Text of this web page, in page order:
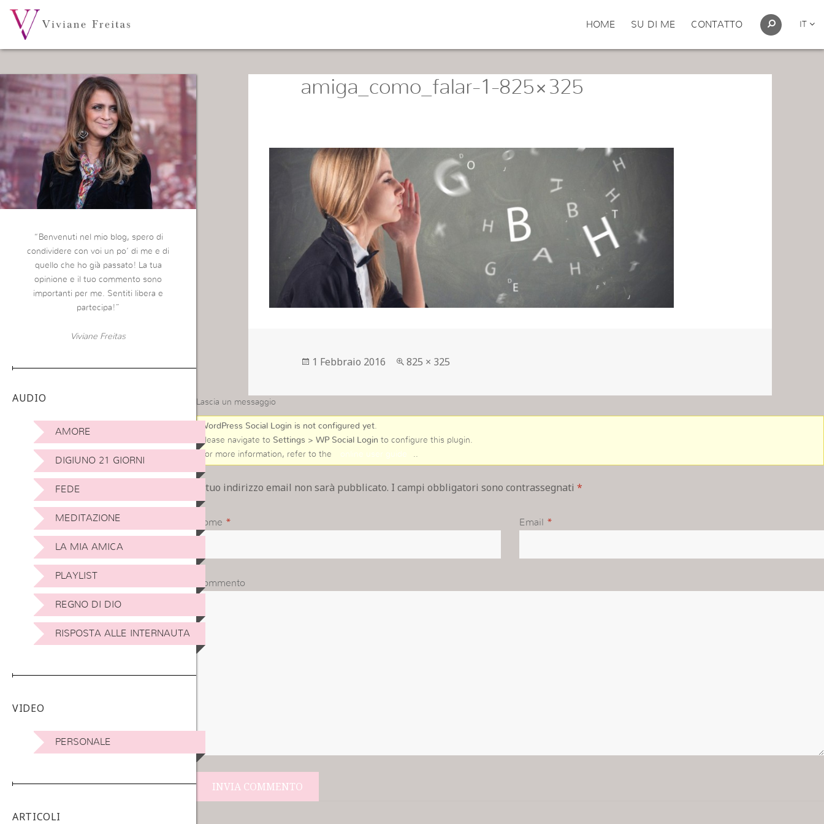
HOME SU DI ME CONTATTO IT
“Benvenuti nel mio blog, spero di
condividere con voi un po’ di me e di
quello che ho già passato! La tua
opinione e il tuo commento sono
importanti per me. Sentiti libera e
partecipa!”
Viviane Freitas
AUDIO
AMORE
DIGIUNO 21 GIORNI
FEDE
MEDITAZIONE
LA MIA AMICA
PLAYLIST
REGNO DI DIO
RISPOSTA ALLE INTERNAUTA
VIDEO
PERSONALE
ARTICOLI
amiga_como_falar-1-825×325
Postato
1 Febbraio 2016
Full
825 × 325
Lascia un messaggio
WordPress Social Login is not configured yet.
Please navigate to Settings > WP Social Login to configure this plugin.
For more information, refer to the
online user guide ..
Il tuo indirizzo email non sarà pubblicato. I campi obbligatori sono contrassegnati *
Nome * Email *
Commento